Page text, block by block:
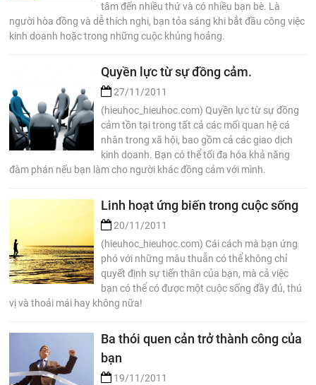
tâm đến nhiều thứ và có nhiều bạn bè. Là
người hòa đồng và dễ thích nghi, bạn tỏa sáng khi bắt đầu công việc
kinh doanh hoặc trong những cuộc khủng hoảng.
Quyền lực từ sự đồng cảm.
27/11/2011
(hieuhoc_hieuhoc.com) Quyền lực từ sự đồng
cảm tồn tại trong tất cả các mối quan hệ cá
nhân trong xã hội, bao gồm cả các giao dịch
kinh doanh. Bạn có thể tối đa hóa khả năng
đàm phán nếu bạn làm cho người khác đồng cảm với mình.
Linh hoạt ứng biến trong cuộc sống
20/11/2011
(hieuhoc_hieuhoc.com) Cái cách mà bạn ứng
phó với những mâu thuẫn có thể không chỉ
quyết định sự tiến thân của bạn, mà cả việc
bạn có thể có được một cuộc sống đầy đủ, thú
vị và thoải mái hay không nữa!
Ba thói quen cản trở thành công của
bạn
19/11/2011